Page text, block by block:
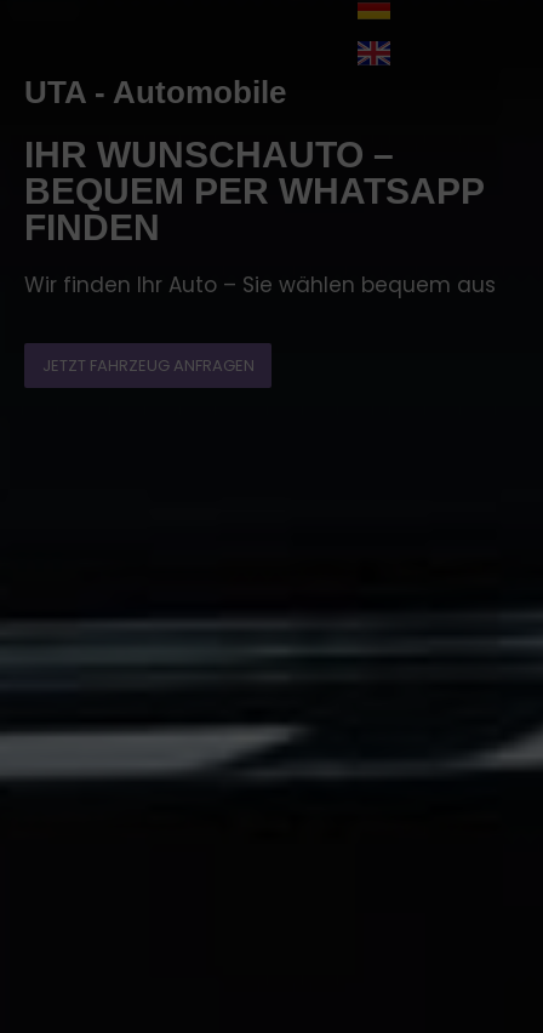
UTA - Automobile
IHR WUNSCHAUTO –
BEQUEM PER WHATSAPP
FINDEN
Wir finden Ihr Auto – Sie wählen bequem aus
JETZT FAHRZEUG ANFRAGEN